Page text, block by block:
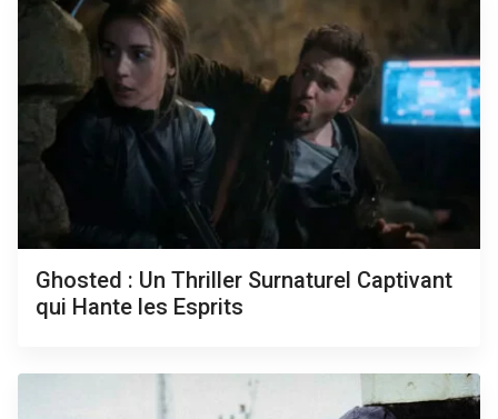
Ghosted : Un Thriller Surnaturel Captivant
qui Hante les Esprits